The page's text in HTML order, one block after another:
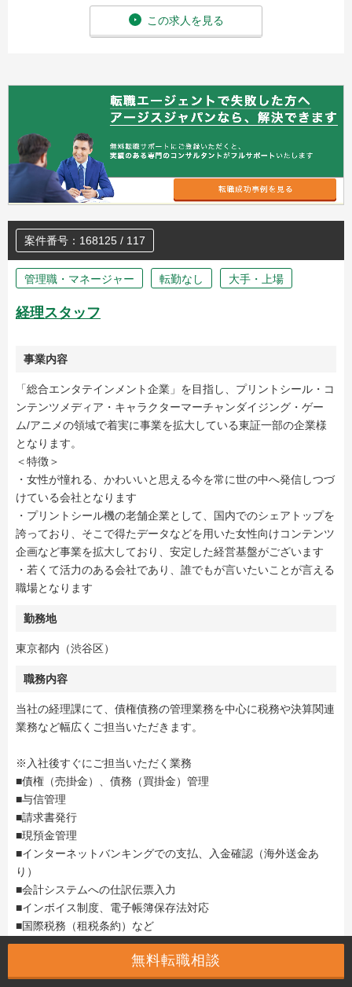
この求人を見る
案件番号：168125 / 117
管理職・マネージャー 転勤なし 大手・上場
経理スタッフ
事業内容
「総合エンタテインメント企業」を目指し、プリントシール・コ
ンテンツメディア・キャラクターマーチャンダイジング・ゲー
ム/アニメの領域で着実に事業を拡大している東証一部の企業様
となります。
＜特徴＞
・女性が憧れる、かわいいと思える今を常に世の中へ発信しつづ
けている会社となります
・プリントシール機の老舗企業として、国内でのシェアトップを
誇っており、そこで得たデータなどを用いた女性向けコンテンツ
企画など事業を拡大しており、安定した経営基盤がございます
・若くて活力のある会社であり、誰でもが言いたいことが言える
職場となります
勤務地
東京都内（渋谷区）
職務内容
当社の経理課にて、債権債務の管理業務を中心に税務や決算関連
業務など幅広くご担当いただきます。
※入社後すぐにご担当いただく業務
■債権（売掛金）、債務（買掛金）管理
■与信管理
■請求書発行
■現預金管理
■インターネットバンキングでの支払、入金確認（海外送金あ
り）
■会計システムへの仕訳伝票入力
■インボイス制度、電子帳簿保存法対応
■国際税務（租税条約）など
※将来的にご担当いただく業務
■監査対応 など
無料転職相談